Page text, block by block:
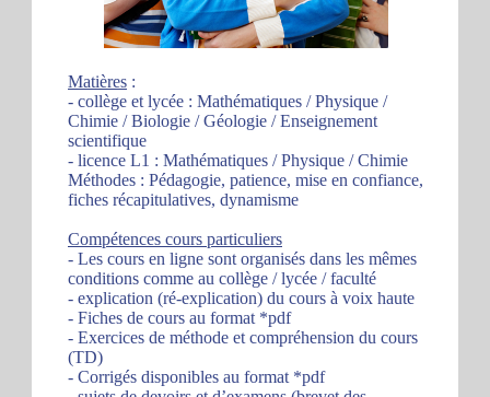
Matières :
- collège et lycée : Mathématiques / Physique /
Chimie / Biologie / Géologie / Enseignement
scientifique
- licence L1 : Mathématiques / Physique / Chimie
Méthodes : Pédagogie, patience, mise en confiance,
fiches récapitulatives, dynamisme
Compétences cours particuliers
- Les cours en ligne sont organisés dans les mêmes
conditions comme au collège / lycée / faculté
- explication (ré-explication) du cours à voix haute
- Fiches de cours au format *pdf
- Exercices de méthode et compréhension du cours
(TD)
- Corrigés disponibles au format *pdf